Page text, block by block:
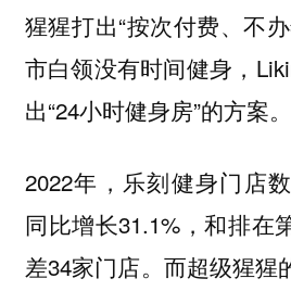
猩猩打出“按次付费、不
市白领没有时间健身，
出“24小时健身房”的方案。
2022年，乐刻健身门店
同比增长31.1%，和排在
差34家门店。而超级猩猩